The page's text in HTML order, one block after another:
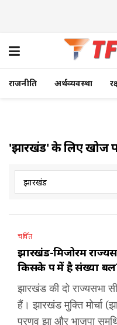
राजनीति अर्थव्यवस्था
'झारखंड' के लिए खोज
चर्चित
झारखंड-मिजोरम
किसके पक्ष में है संख्या
झारखंड की दो राज्यसभा
हैं। झारखंड मुक्ति मोर्चा
प्रणव झा और भाजपा